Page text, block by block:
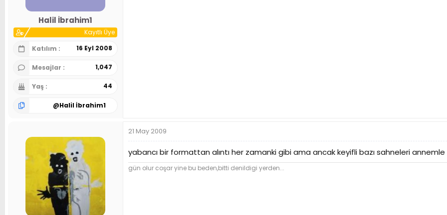
Halil İbrahim1
Kayıtlı Üye
Katılım
16 Eyl 2008
Mesajlar 1,047
Yaş 44
@Halil İbrahim1
21 May 2009
yabancı bir formattan alıntı her zamanki gibi ama ancak keyifli bazı sahneleri
gün olur coşar yine bu beden,bitti denildigi yerden...